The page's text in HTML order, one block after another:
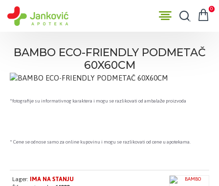
0
BAMBO ECO-FRIENDLY PODMETAČ
60X60CM
*fotografije su informativnog karaktera i mogu se razlikovati od ambalaže proizvoda
* Cene se odnose samo za online kupovinu i mogu se razlikovati od cene u apotekama.
Lager: IMA NA STANJU